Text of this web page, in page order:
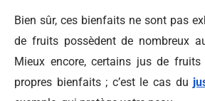
Bien sûr, ces bienfaits ne sont pas
de fruits possèdent de nombreux
Mieux encore, certains jus de fruits
propres bienfaits ; c’est le cas du